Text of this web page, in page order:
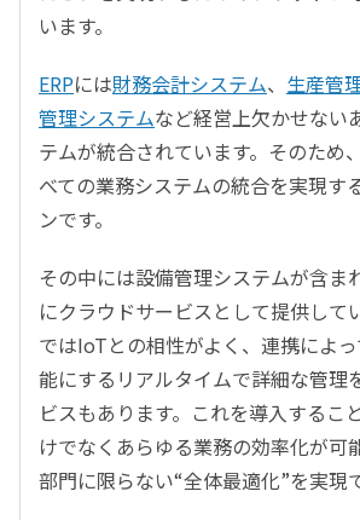
います。
ERPには財務会計システム、 生産管
管理システムなど経営上欠かせない
テムが統合されています。そのため
べての業務システムの統合を実現す
ンです。
その中には設備管理システムが含ま
にクラウドサービスとして提供して
ではIoTとの相性がよく、連携によ
能にするリアルタイムで詳細な管理
ビスもあります。これを導入するこ
けでなくあらゆる業務の効率化が可
部門に限らない“全体最適化”を実現